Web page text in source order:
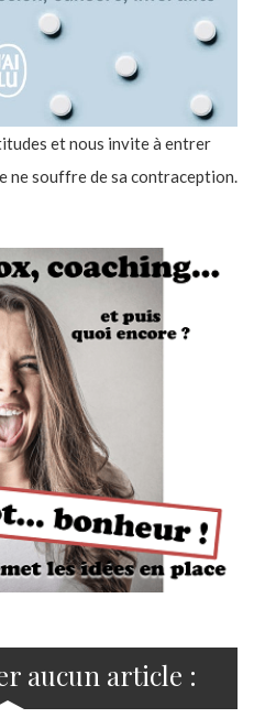
et nous invite à entrer
ne souffre de sa contraception.
aucun article :